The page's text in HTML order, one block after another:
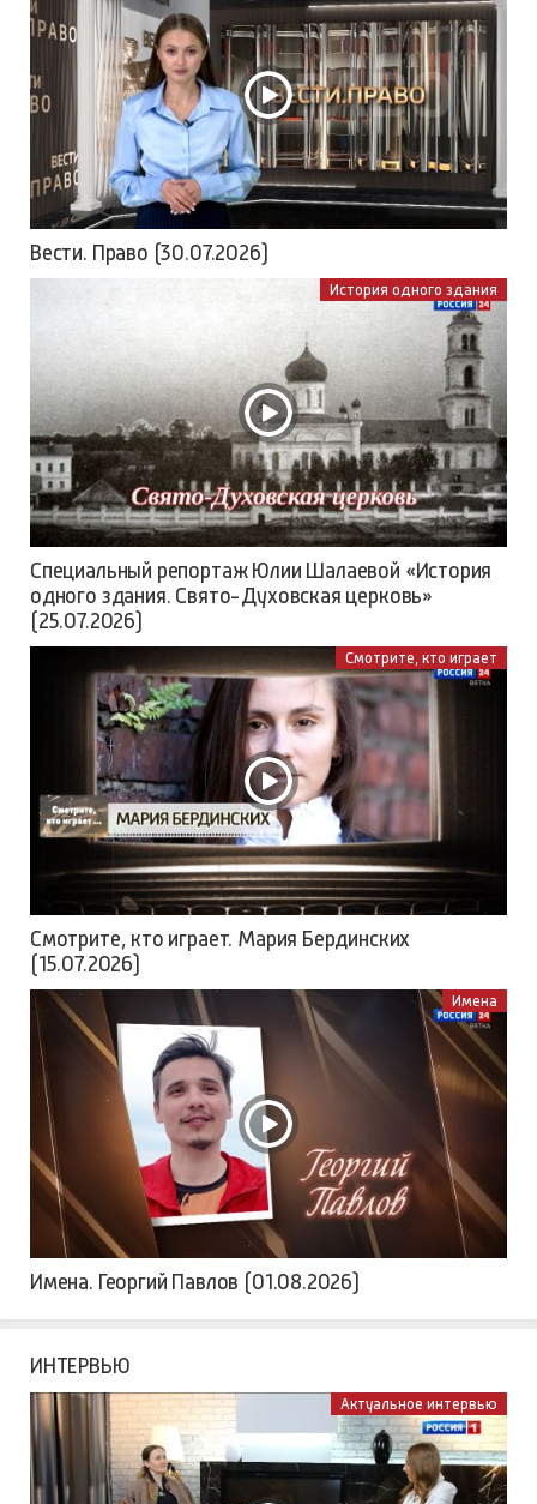
Вести. Право (30.07.2026)
История одного здания
Специальный репортаж Юлии Шалаевой «История
одного здания. Свято-Духовская церковь»
(25.07.2026)
Смотрите, кто играет
Смотрите, кто играет. Мария Бердинских
(15.07.2026)
Имена
Имена. Георгий Павлов (01.08.2026)
ИНТЕРВЬЮ
Актуальное интервью